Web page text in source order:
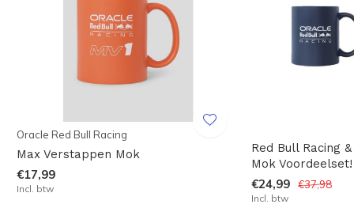
Oracle Red Bull Racing
Max Verstappen Mok
€17,99
Incl. btw
Red Bull Racing
Mok Voordeelset!
€24,99 €37,98
Incl. btw